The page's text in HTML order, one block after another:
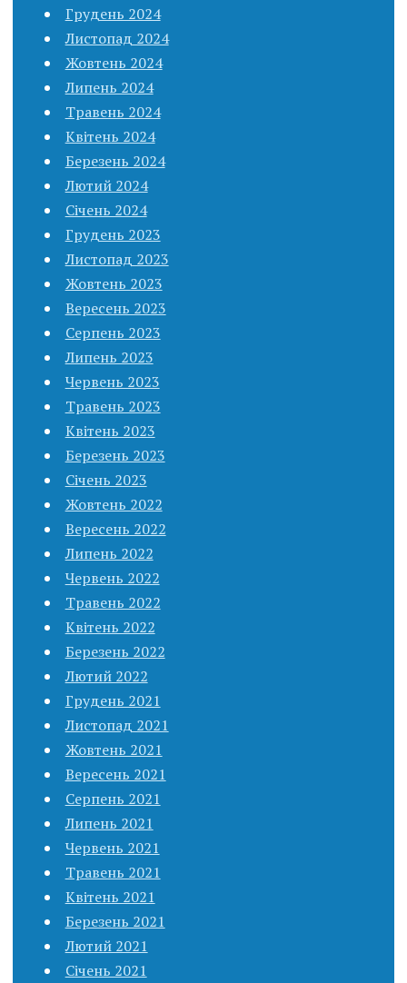
Грудень 2024
Листопад 2024
Жовтень 2024
Липень 2024
Травень 2024
Квітень 2024
Березень 2024
Лютий 2024
Січень 2024
Грудень 2023
Листопад 2023
Жовтень 2023
Вересень 2023
Серпень 2023
Липень 2023
Червень 2023
Травень 2023
Квітень 2023
Березень 2023
Січень 2023
Жовтень 2022
Вересень 2022
Липень 2022
Червень 2022
Травень 2022
Квітень 2022
Березень 2022
Лютий 2022
Грудень 2021
Листопад 2021
Жовтень 2021
Вересень 2021
Серпень 2021
Липень 2021
Червень 2021
Травень 2021
Квітень 2021
Березень 2021
Лютий 2021
Січень 2021